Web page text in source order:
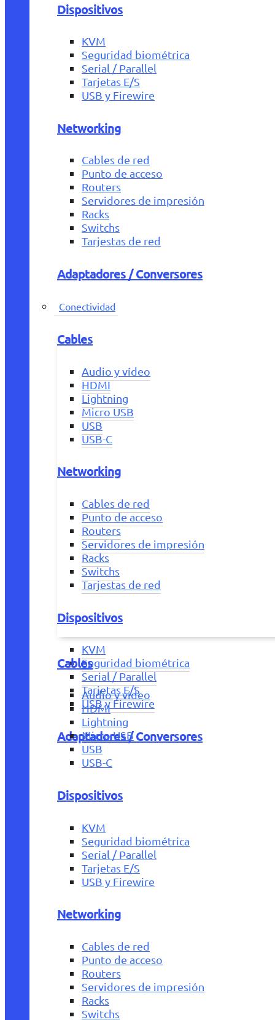
Dispositivos
KVM
Seguridad biométrica
Serial / Parallel
Tarjetas E/S
USB y Firewire
Networking
Cables de red
Punto de acceso
Routers
Servidores de impresión
Racks
Switchs
Tarjestas de red
Adaptadores / Conversores
Conectividad
Cables
Audio y vídeo
HDMI
Lightning
Micro USB
USB
USB-C
Networking
Cables de red
Punto de acceso
Routers
Servidores de impresión
Racks
Switchs
Tarjestas de red
Dispositivos
KVM
Seguridad biométrica
Serial / Parallel
Tarjetas E/S
USB y Firewire
Adaptadores / Conversores
Cables
Audio y vídeo
HDMI
Lightning
Micro USB
USB
USB-C
Dispositivos
KVM
Seguridad biométrica
Serial / Parallel
Tarjetas E/S
USB y Firewire
Networking
Cables de red
Punto de acceso
Routers
Servidores de impresión
Racks
Switchs